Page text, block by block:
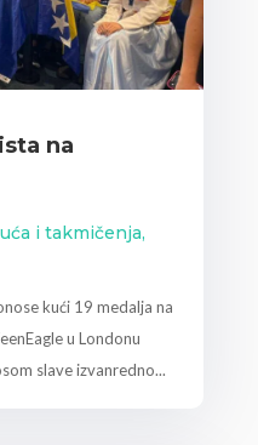
na
i takmičenja,
kući 19 medalja na
u Londonu
slave izvanredno...